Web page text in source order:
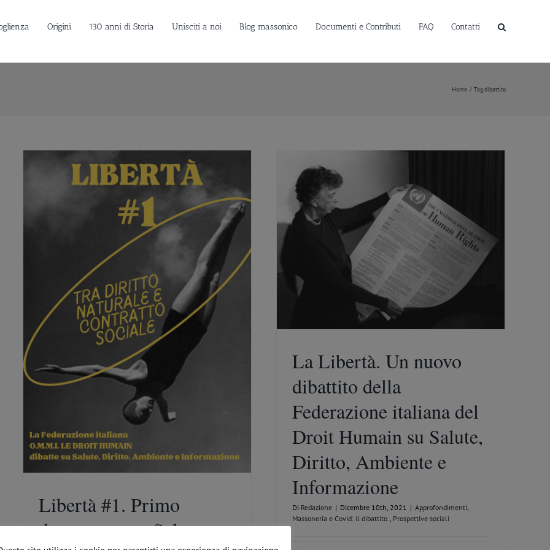
Origini 130 anni di Storia Unisciti a noi Blog massonico Documenti e Contributi FAQ Contatti
Home Tag:dibattito
Libertà #1. Primo
documento su Salute,
La Libertà. Un nuovo dibattito della Federazione italiana
del Droit Humain su Salute, Diritto, Ambiente e
Approfondimenti Massoneria e Covid: il dibattito.
Prospettive
sociali
La Libertà. Un nuovo
dibattito della
Federazione italiana del
Droit Humain su Salute,
Diritto, Ambiente e
Informazione
Di Redazione | Dicembre 10th, 2021 | Approfondimenti,
Massoneria e Covid: il dibattito., Prospettive sociali